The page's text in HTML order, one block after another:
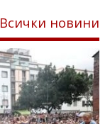
Всички новини